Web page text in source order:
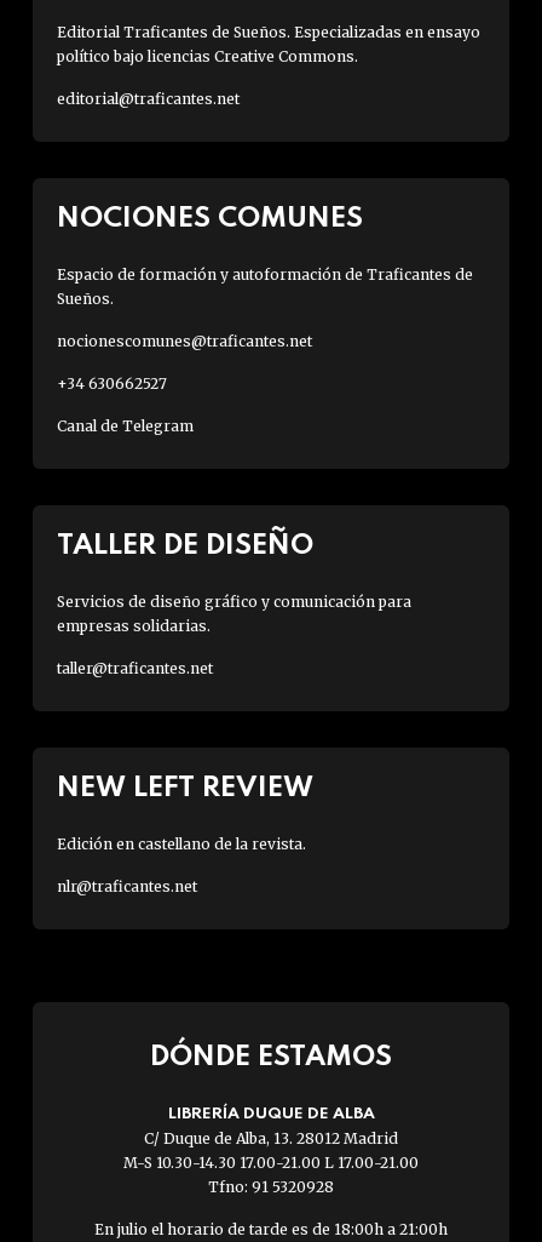
Editorial Traficantes de Sueños. Especializadas en ensayo
político bajo licencias Creative Commons.
editorial@traficantes.net
NOCIONES COMUNES
Espacio de formación y autoformación de Traficantes de
Sueños.
nocionescomunes@traficantes.net
+34 630662527
Canal de Telegram
TALLER DE DISEÑO
Servicios de diseño gráfico y comunicación para
empresas solidarias.
taller@traficantes.net
NEW LEFT REVIEW
Edición en castellano de la revista.
nlr@traficantes.net
DÓNDE ESTAMOS
LIBRERÍA DUQUE DE ALBA
C/ Duque de Alba, 13. 28012 Madrid
M-S 10.30-14.30 17.00-21.00 L 17.00-21.00
Tfno: 91 5320928
En julio el horario de tarde es de 18:00h a 21:00h